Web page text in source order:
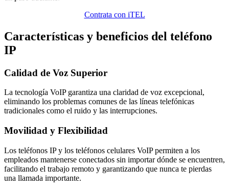
Contrata con iTEL
Características y beneficios del teléfono
IP
Calidad de Voz Superior
La tecnología VoIP garantiza una claridad de voz excepcional,
eliminando los problemas comunes de las líneas telefónicas
tradicionales como el ruido y las interrupciones.
Movilidad y Flexibilidad
Los teléfonos IP y los teléfonos celulares VoIP permiten a los
empleados mantenerse conectados sin importar dónde se encuentren,
facilitando el trabajo remoto y garantizando que nunca te pierdas
una llamada importante.